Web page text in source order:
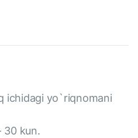
ichidagi yo`riqnomani
30 kun.